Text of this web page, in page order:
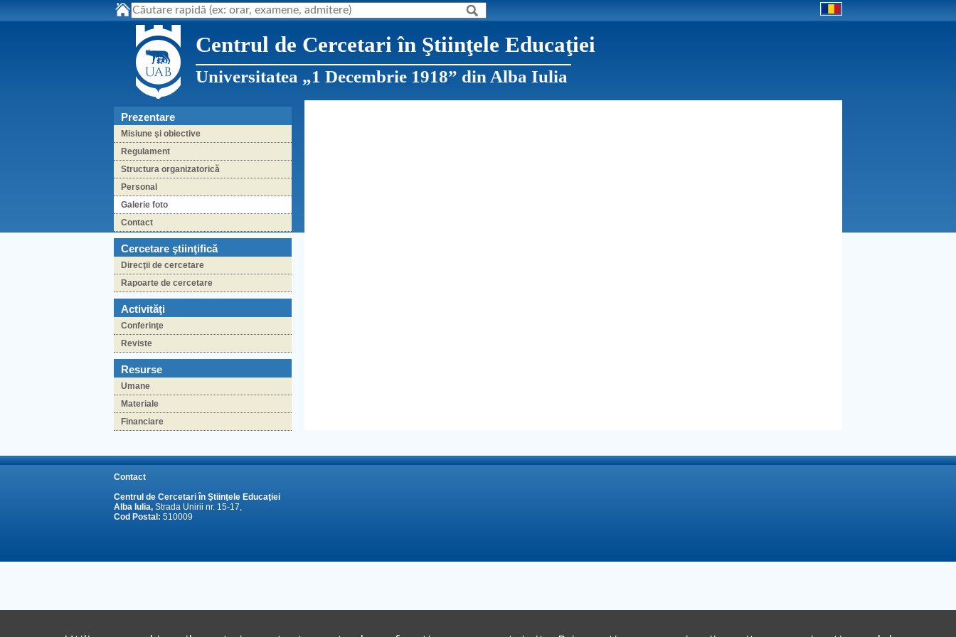
Centrul de Cercetari în Ştiinţele Educaţiei
Universitatea „1 Decembrie 1918” din Alba Iulia
Prezentare
Misiune şi obiective
Regulament
Structura organizatorică
Personal
Galerie foto
Contact
Cercetare ştiinţifică
Direcţii de cercetare
Rapoarte de cercetare
Activităţi
Conferinţe
Reviste
Resurse
Umane
Materiale
Financiare
Contact
Centrul de Cercetari în Ştiinţele Educaţiei
Alba Iulia, Strada Unirii nr. 15-17,
Cod Postal: 510009